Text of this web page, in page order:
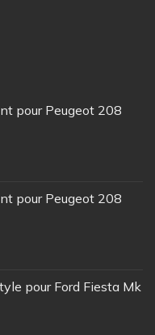
pour Peugeot 208
pour Peugeot 208
pour Ford Fiesta Mk